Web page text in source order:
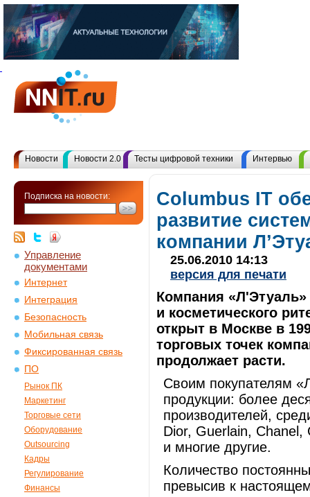
Новости Новости 2.0 Тесты цифровой техники Интервью
Подписка на новости:
Управление
документами
Интернет
Интеграция
Безопасность
Мобильная связь
Фиксированная связь
ПО
Рынок ПК
Маркетинг
Торговые сети
Оборудование
Outsourcing
Кадры
Регулирование
Финансы
Columbus IT
развитие
компании
25.06.2010 14:13
версия для печати
Компания
и косметического
открыт в Москве в
торговых точек
продолжает расти.
Своим покупателям
продукции: более
производителей,
Dior, Guerlain, Chanel,
и многие другие.
Количество
превысив к